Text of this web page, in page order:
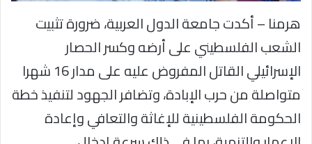
هرمنا – أكدت جامعة الدول العربية، ضرورة تثبيت
الشعب الفلسطيني على أرضه وكسر الحصار
الإسرائيلي القاتل المفروض عليه على مدار 16 شهرا
متواصلة من حرب الإبادة، وتضافر الجهود لتنفيذ خطة
الحكومة الفلسطينية للإغاثة والتعافي وإعادة